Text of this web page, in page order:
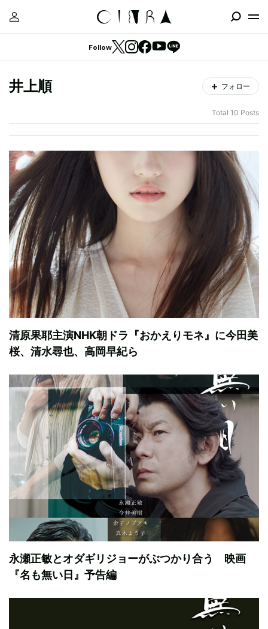
Follow
井上順 フォロー
Total 10 Posts
清原果耶主演NHK朝ドラ『おかえりモネ』に今田美
桜、清水尋也、高岡早紀ら
永瀬正敏とオダギリジョーがぶつかり合う 映画
『名も無い日』予告編